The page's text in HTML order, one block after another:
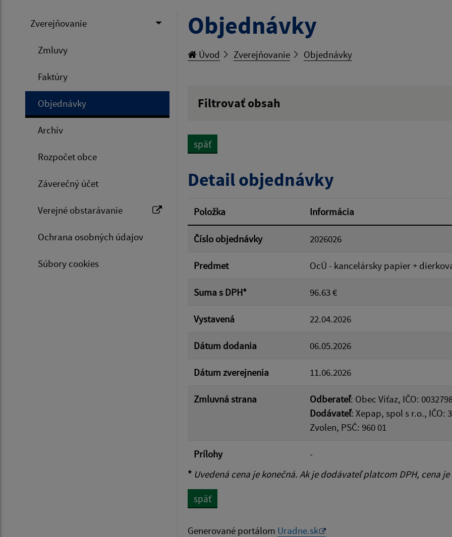
Zverejňovanie
Zmluvy
Faktúry
Objednávky
Archív
Rozpočet obce
Záverečný účet
Verejné obstarávanie
Ochrana osobných údajov
Súbory cookies
Objednávky
Úvod Zverejňovanie Objednávky
Filtrovať obsah
Suma od:
Filtrovať
späť
Detail objednávky
Položka Informácia
Číslo objednávky 2026026
Predmet OcÚ - kancelársky papier +
Suma s DPH* 96.63 €
Vystavená 22.04.2026
Dátum dodania 06.05.2026
Dátum zverejnenia 11.06.2026
Zmluvná strana Odberateľ: Obec Víťaz, IČO:
Dodávateľ: Xepap, spol s r.o., IČO:
Zvolen, PSČ: 960 01
Prílohy
-
* Uvedená cena je konečná. Ak je dodávateľ platcom DPH, cena
späť
Generované portálom Uradne.sk